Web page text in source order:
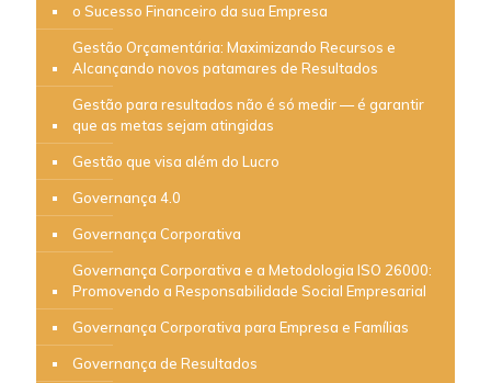
o Sucesso Financeiro da sua Empresa
Gestão Orçamentária: Maximizando Recursos e
Alcançando novos patamares de Resultados
Gestão para resultados não é só medir — é garantir
que as metas sejam atingidas
Gestão que visa além do Lucro
Governança 4.0
Governança Corporativa
Governança Corporativa e a Metodologia ISO 26000:
Promovendo a Responsabilidade Social Empresarial
Governança Corporativa para Empresa e Famílias
Governança de Resultados